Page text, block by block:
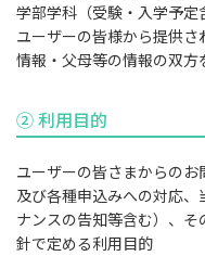
学部学科（受験・入学予
ユーザーの皆様から提供
情報・父母等の情報の双方
② 利用目的
ユーザーの皆さまからの
及び各種申込みへの対応
ナンスの告知等含む）、
針で定める利用目的